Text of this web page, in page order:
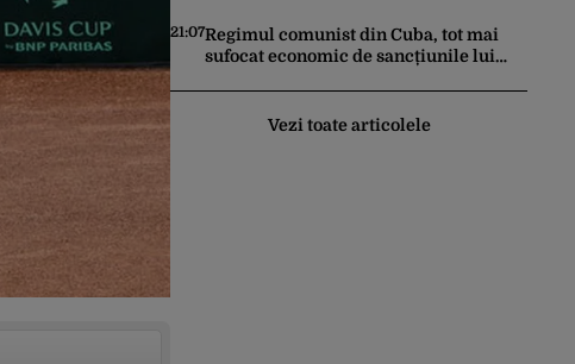
21:07Regimul comunist din Cuba, tot mai
sufocat economic de sancțiunile lui
Vezi toate articolele